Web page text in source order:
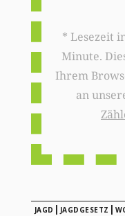
* Lesezeit
Minute.
Ihrem
an
JAGD | JAGDGESETZ |